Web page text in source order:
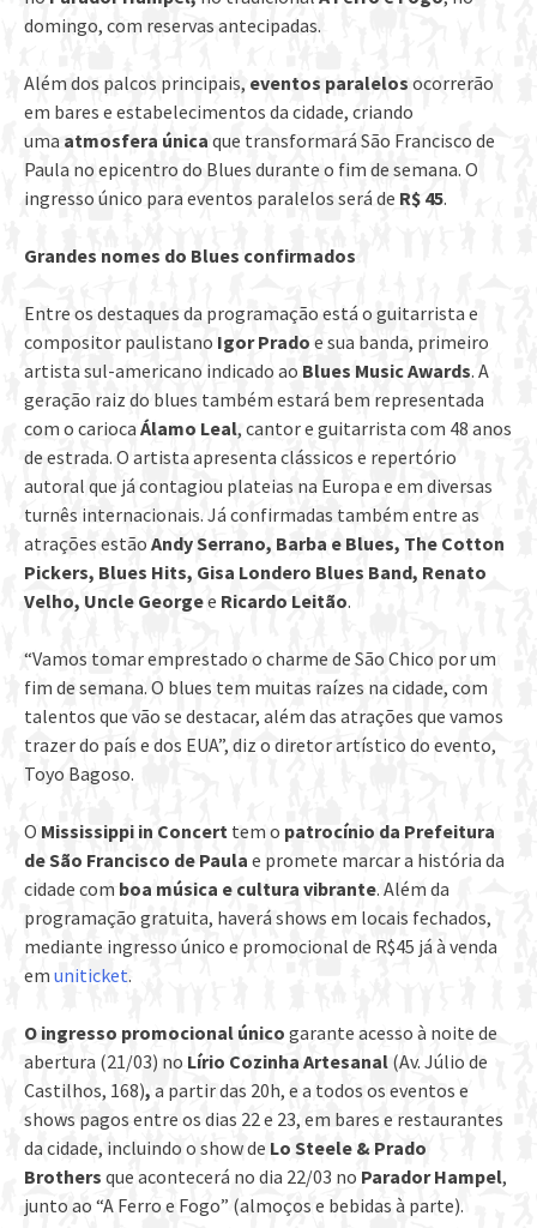
domingo, com reservas antecipadas.
Além dos palcos principais, eventos paralelos ocorrerão
em bares e estabelecimentos da cidade, criando
uma atmosfera única que transformará São Francisco de
Paula no epicentro do Blues durante o fim de semana. O
ingresso único para eventos paralelos será de R$ 45.
Grandes nomes do Blues confirmados
Entre os destaques da programação está o guitarrista e
compositor paulistano Igor Prado e sua banda, primeiro
artista sul-americano indicado ao Blues Music Awards. A
geração raiz do blues também estará bem representada
com o cariocaÁlamo Leal, cantor e guitarrista com 48 anos
de estrada. O artista apresenta clássicos e repertório
autoral que já contagiou plateias na Europa e em diversas
turnês internacionais. Já confirmadas também entre as
atrações estão Andy Serrano, Barba e Blues, The Cotton
Pickers, Blues Hits, Gisa Londero Blues Band, Renato
Velho, Uncle Georgee Ricardo Leitão.
“Vamos tomar emprestado o charme de São Chico por um
fim de semana. O blues tem muitas raízes na cidade, com
talentos que vão se destacar, além das atrações que vamos
trazer do país e dos EUA”, diz o diretor artístico do evento,
Toyo Bagoso.
O Mississippi in Concert tem o patrocínio da Prefeitura
de São Francisco de Paula e promete marcar a história da
cidade com boa música e cultura vibrante. Além da
programação gratuita, haverá shows em locais fechados,
mediante ingresso único e promocional de R$45 já à venda
em uniticket.
O ingresso promocional único garante acesso à noite de
abertura (21/03) no Lírio Cozinha Artesanal (Av. Júlio de
Castilhos, 168), a partir das 20h, e a todos os eventos e
shows pagos entre os dias 22 e 23, em bares e restaurantes
da cidade, incluindo o show de Lo Steele & Prado
Brothers que acontecerá no dia 22/03 no Parador Hampel,
junto ao “A Ferro e Fogo” (almoços e bebidas à parte).